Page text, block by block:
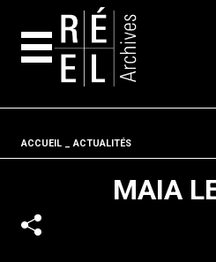
Fil d'ariane
ACCUEIL ACTUALITÉS
MAIA